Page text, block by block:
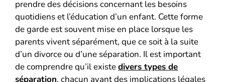
prendre des décisions concernant les besoins
quotidiens et l’éducation d’un enfant. Cette forme
de garde est souvent mise en place lorsque les
parents vivent séparément, que ce soit à la suite
d’un divorce ou d’une séparation. Il est important
de comprendre qu’il existedivers types de
séparation, chacun ayant des implications légales